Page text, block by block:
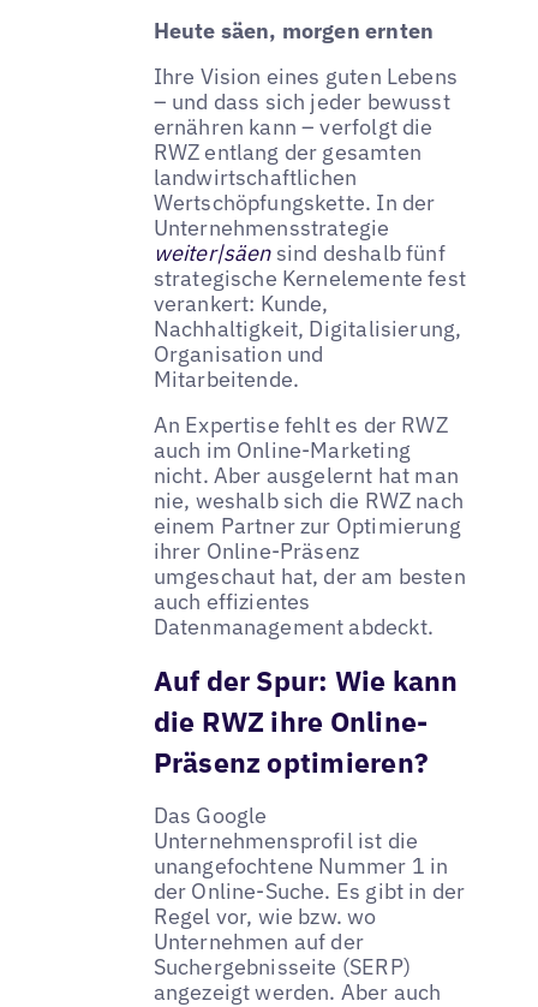
Heute säen, morgen ernten
Ihre Vision eines guten Lebens
– und dass sich jeder bewusst
ernähren kann – verfolgt die
RWZ entlang der gesamten
landwirtschaftlichen
Wertschöpfungskette. In der
Unternehmensstrategie
weiter|säensind deshalb fünf
strategische Kernelemente fest
verankert: Kunde,
Nachhaltigkeit, Digitalisierung,
Organisation und
Mitarbeitende.
An Expertise fehlt es der RWZ
auch im Online-Marketing
nicht. Aber ausgelernt hat man
nie, weshalb sich die RWZ nach
einem Partner zur Optimierung
ihrer Online-Präsenz
umgeschaut hat, der am besten
auch effizientes
Datenmanagement abdeckt.
Auf der Spur: Wie kann
die RWZ ihre Online-
Präsenz optimieren?
Das Google
Unternehmensprofil ist die
unangefochtene Nummer 1 in
der Online-Suche. Es gibt in der
Regel vor, wie bzw. wo
Unternehmen auf der
Suchergebnisseite (SERP)
angezeigt werden. Aber auch